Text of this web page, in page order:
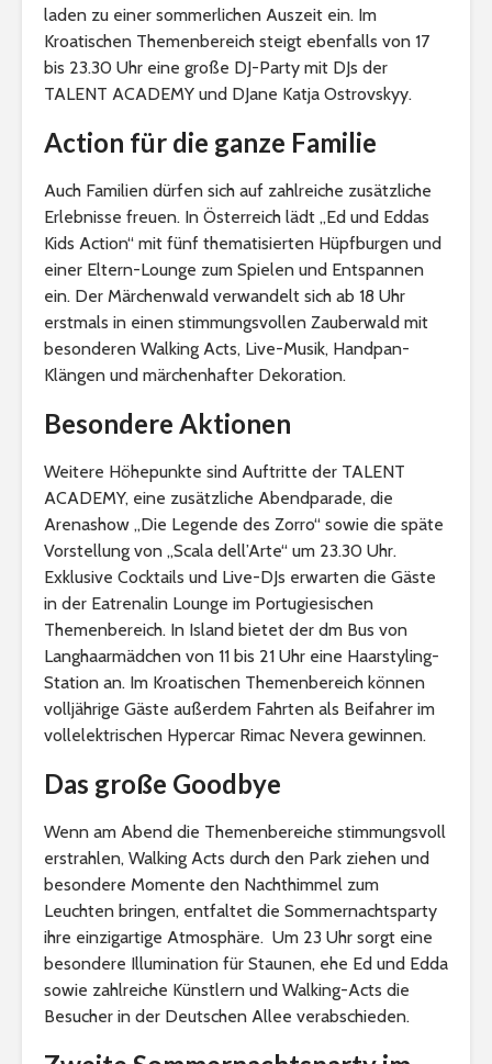
laden zu einer sommerlichen Auszeit ein. Im
Kroatischen Themenbereich steigt ebenfalls von 17
bis 23.30 Uhr eine große DJ-Party mit DJs der
TALENT ACADEMY und DJane Katja Ostrovskyy.
Action für die ganze Familie
Auch Familien dürfen sich auf zahlreiche zusätzliche
Erlebnisse freuen. In Österreich lädt „Ed und Eddas
Kids Action“ mit fünf thematisierten Hüpfburgen und
einer Eltern-Lounge zum Spielen und Entspannen
ein. Der Märchenwald verwandelt sich ab 18 Uhr
erstmals in einen stimmungsvollen Zauberwald mit
besonderen Walking Acts, Live-Musik, Handpan-
Klängen und märchenhafter Dekoration.
Besondere Aktionen
Weitere Höhepunkte sind Auftritte der TALENT
ACADEMY, eine zusätzliche Abendparade, die
Arenashow „Die Legende des Zorro“ sowie die späte
Vorstellung von „Scala dell’Arte“ um 23.30 Uhr.
Exklusive Cocktails und Live-DJs erwarten die Gäste
in der Eatrenalin Lounge im Portugiesischen
Themenbereich. In Island bietet der dm Bus von
Langhaarmädchen von 11 bis 21 Uhr eine Haarstyling-
Station an. Im Kroatischen Themenbereich können
volljährige Gäste außerdem Fahrten als Beifahrer im
vollelektrischen Hypercar Rimac Nevera gewinnen.
Das große Goodbye
Wenn am Abend die Themenbereiche stimmungsvoll
erstrahlen, Walking Acts durch den Park ziehen und
besondere Momente den Nachthimmel zum
Leuchten bringen, entfaltet die Sommernachtsparty
ihre einzigartige Atmosphäre. Um 23 Uhr sorgt eine
besondere Illumination für Staunen, ehe Ed und Edda
sowie zahlreiche Künstlern und Walking-Acts die
Besucher in der Deutschen Allee verabschieden.